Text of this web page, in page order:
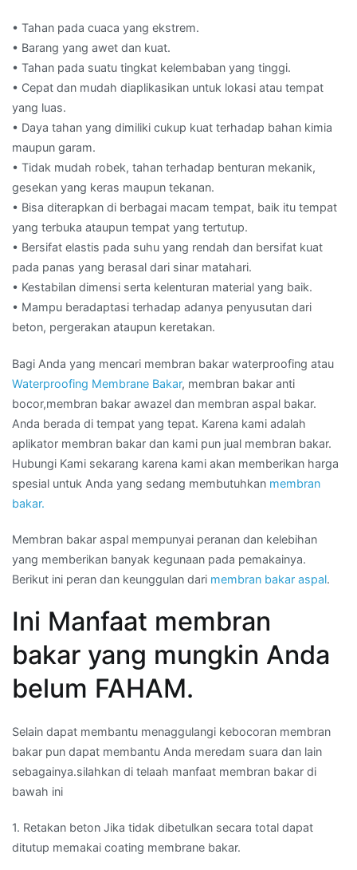
• Tahan pada cuaca yang ekstrem.
• Barang yang awet dan kuat.
• Tahan pada suatu tingkat kelembaban yang tinggi.
• Cepat dan mudah diaplikasikan untuk lokasi atau tempat
yang luas.
• Daya tahan yang dimiliki cukup kuat terhadap bahan kimia
maupun garam.
• Tidak mudah robek, tahan terhadap benturan mekanik,
gesekan yang keras maupun tekanan.
• Bisa diterapkan di berbagai macam tempat, baik itu tempat
yang terbuka ataupun tempat yang tertutup.
• Bersifat elastis pada suhu yang rendah dan bersifat kuat
pada panas yang berasal dari sinar matahari.
• Kestabilan dimensi serta kelenturan material yang baik.
• Mampu beradaptasi terhadap adanya penyusutan dari
beton, pergerakan ataupun keretakan.
Bagi Anda yang mencari membran bakar waterproofing atau
Waterproofing Membrane Bakar, membran bakar anti
bocor,membran bakar awazel dan membran aspal bakar.
Anda berada di tempat yang tepat. Karena kami adalah
aplikator membran bakar dan kami pun jual membran bakar.
Hubungi Kami sekarang karena kami akan memberikan harga
spesial untuk Anda yang sedang membutuhkan membran
bakar.
Membran bakar aspal mempunyai peranan dan kelebihan
yang memberikan banyak kegunaan pada pemakainya.
Berikut ini peran dan keunggulan dari membran bakar aspal.
Ini Manfaat membran
bakar yang mungkin Anda
belum FAHAM.
Selain dapat membantu menaggulangi kebocoran membran
bakar pun dapat membantu Anda meredam suara dan lain
sebagainya.silahkan di telaah manfaat membran bakar di
bawah ini
1. Retakan beton Jika tidak dibetulkan secara total dapat
ditutup memakai coating membrane bakar.